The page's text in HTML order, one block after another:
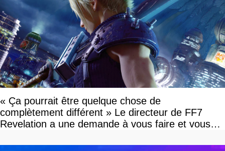
« Ça pourrait être quelque chose de
complètement différent » Le directeur de FF7
Revelation a une demande à vous faire et vous